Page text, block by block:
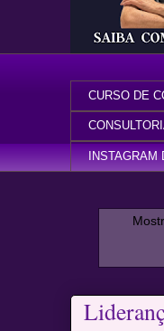
CURSO DE
INSTAGRAM